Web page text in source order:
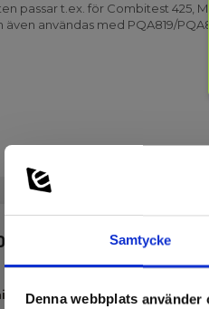
Samtycke
Denna webbplats använder
passar t.ex. för Combitest 425,
även användas med PQA819/
mm
AC